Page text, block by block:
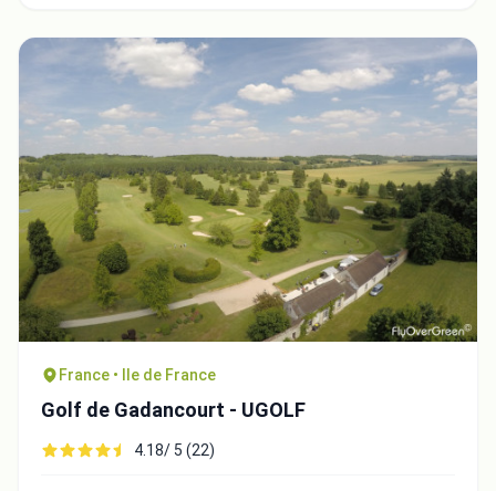
France • Ile de France
Golf de Gadancourt - UGOLF
4.18/ 5 (22)